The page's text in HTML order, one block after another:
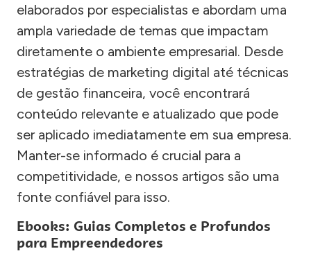
elaborados por especialistas e abordam uma
ampla variedade de temas que impactam
diretamente o ambiente empresarial. Desde
estratégias de marketing digital até técnicas
de gestão financeira, você encontrará
conteúdo relevante e atualizado que pode
ser aplicado imediatamente em sua empresa.
Manter-se informado é crucial para a
competitividade, e nossos artigos são uma
fonte confiável para isso.
Ebooks: Guias Completos e Profundos
para Empreendedores